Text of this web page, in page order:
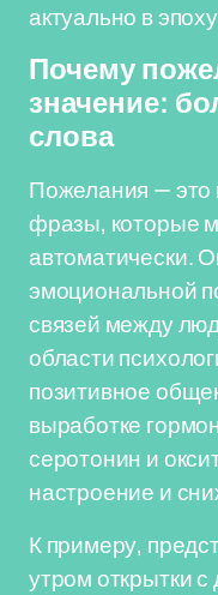
актуально в
Почему
значение:
слова
Пожелания —
фразы, которые
автоматически.
эмоциональной
связей между
области
позитивное
выработке
серотонин и
настроение и
К примеру,
утром открытки